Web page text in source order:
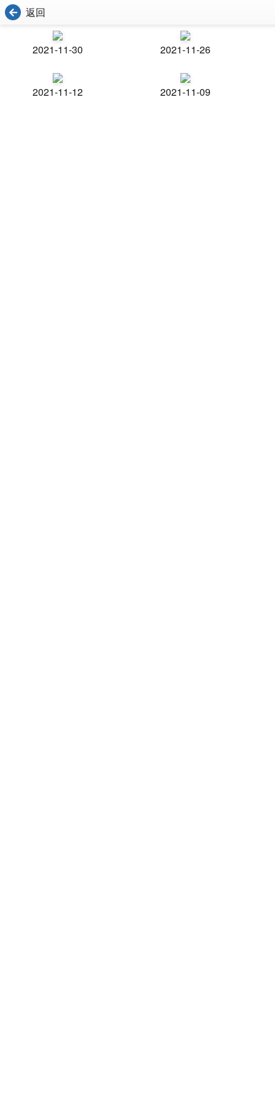
返回
2021-11-30 2021-11-26
2021-11-12 2021-11-09